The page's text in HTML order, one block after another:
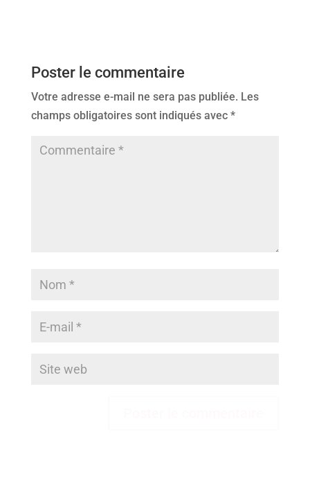
Poster le commentaire
Votre adresse e-mail ne sera pas publiée. Les
champs obligatoires sont indiqués avec *